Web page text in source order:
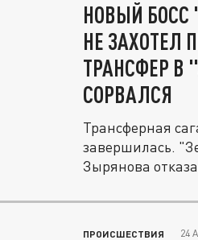
НОВЫЙ БОСС
НЕ ЗАХОТЕЛ
ТРАНСФЕР В
СОРВАЛСЯ
Трансферная
завершилась.
Зырянова
ПРОИСШЕСТВИЯ 24